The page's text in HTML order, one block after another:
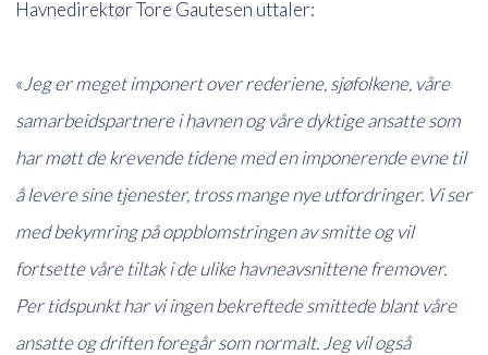
Havnedirektør Tore Gautesen uttaler:
« Jeg er meget imponert over rederiene, sjøfolkene, våre
samarbeidspartnere i havnen og våre dyktige ansatte som
har møtt de krevende tidene med en imponerende evne til
å levere sine tjenester, tross mange nye utfordringer. Vi ser
med bekymring på oppblomstringen av smitte og vil
fortsette våre tiltak i de ulike havneavsnittene fremover.
Per tidspunkt har vi ingen bekreftede smittede blant våre
ansatte og driften foregår som normalt. Jeg vil også